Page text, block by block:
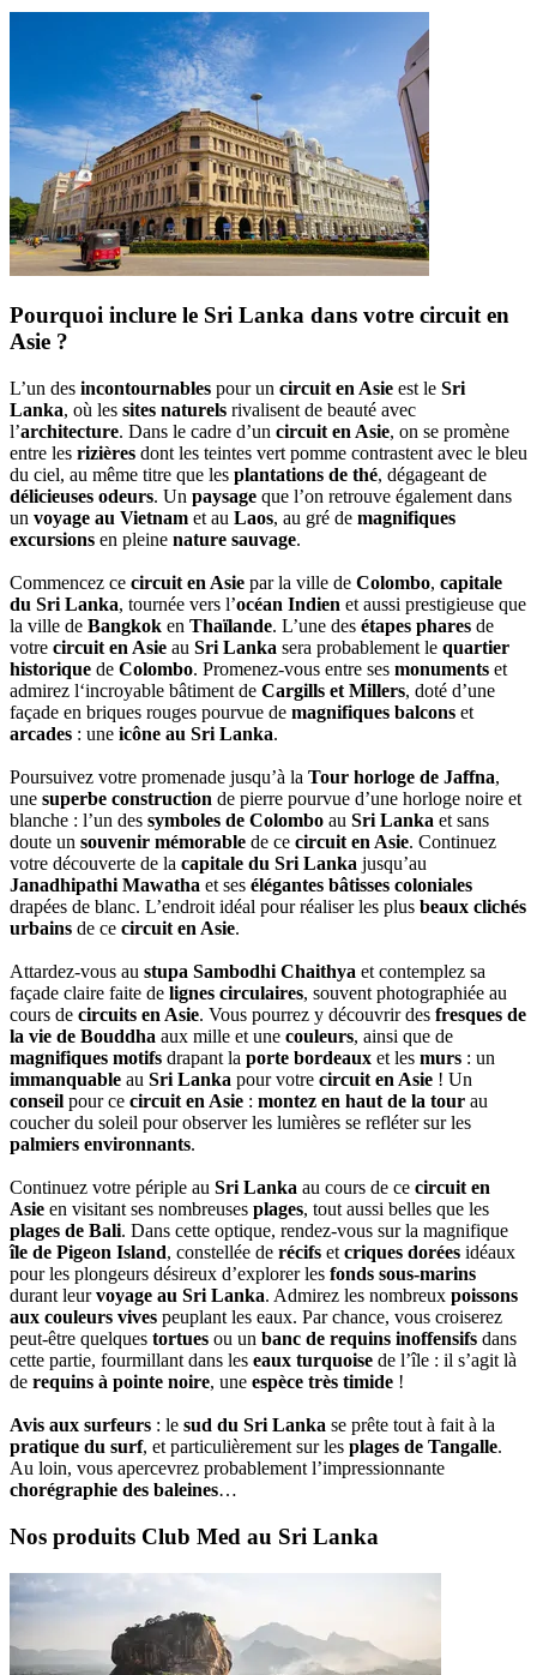
Pourquoi inclure le Sri Lanka dans votre circuit en
Asie ?
L’un des incontournables pour un circuit en Asie est le Sri
Lanka, où les sites naturels rivalisent de beauté avec
l’architecture. Dans le cadre d’un circuit en Asie, on se promène
entre les rizières dont les teintes vert pomme contrastent avec le bleu
du ciel, au même titre que les plantations de thé, dégageant de
délicieuses odeurs. Un paysage que l’on retrouve également dans
un voyage au Vietnam et au Laos, au gré de magnifiques
excursions en pleine nature sauvage.
Commencez ce circuit en Asie par la ville de Colombo, capitale
du Sri Lanka, tournée vers l’océan Indien et aussi prestigieuse que
la ville de Bangkok en Thaïlande. L’une des étapes phares de
votre circuit en Asie au Sri Lanka sera probablement le quartier
historique de Colombo. Promenez-vous entre ses monuments et
admirez l‘incroyable bâtiment de Cargills et Millers, doté d’une
façade en briques rouges pourvue de magnifiques balcons et
arcades : une icône au Sri Lanka.
Poursuivez votre promenade jusqu’à la Tour horloge de Jaffna,
une superbe construction de pierre pourvue d’une horloge noire et
blanche : l’un des symboles de Colombo au Sri Lanka et sans
doute un souvenir mémorable de ce circuit en Asie. Continuez
votre découverte de la capitale du Sri Lanka jusqu’au
Janadhipathi Mawatha et ses élégantes bâtisses coloniales
drapées de blanc. L’endroit idéal pour réaliser les plus beaux clichés
urbains de ce circuit en Asie.
Attardez-vous au stupa Sambodhi Chaithya et contemplez sa
façade claire faite de lignes circulaires, souvent photographiée au
cours de circuits en Asie. Vous pourrez y découvrir des fresques de
la vie de Bouddha aux mille et une couleurs, ainsi que de
magnifiques motifs drapant la porte bordeaux et les murs : un
immanquable au Sri Lanka pour votre circuit en Asie ! Un
conseil pour ce circuit en Asie : montez en haut de la tour au
coucher du soleil pour observer les lumières se refléter sur les
palmiers environnants.
Continuez votre périple au Sri Lanka au cours de ce circuit en
Asie en visitant ses nombreuses plages, tout aussi belles que les
plages de Bali. Dans cette optique, rendez-vous sur la magnifique
île de Pigeon Island, constellée de récifs et criques dorées idéaux
pour les plongeurs désireux d’explorer les fonds sous-marins
durant leurvoyage au Sri Lanka. Admirez les nombreux poissons
aux couleurs vives peuplant les eaux. Par chance, vous croiserez
peut-être quelques tortues ou un banc de requins inoffensifs dans
cette partie, fourmillant dans les eaux turquoise de l’île : il s’agit là
de requins à pointe noire, une espèce très timide !
Avis aux surfeurs : le sud du Sri Lanka se prête tout à fait à la
pratique du surf, et particulièrement sur les plages de Tangalle.
Au loin, vous apercevrez probablement l’impressionnante
chorégraphie des baleines…
Nos produits Club Med au Sri Lanka